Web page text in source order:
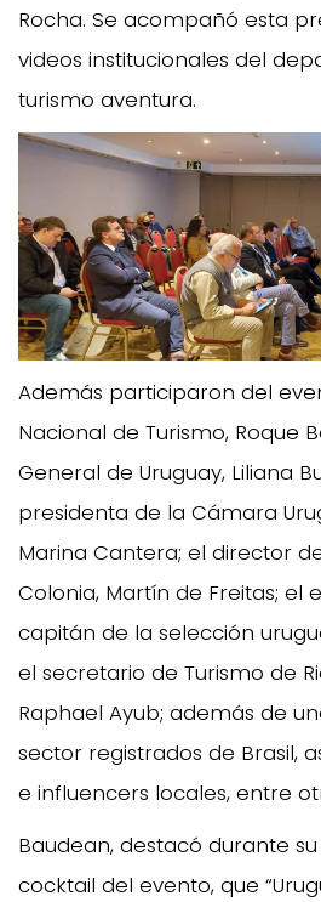
Rocha. Se acompañó esta
videos institucionales del
turismo aventura.
Además participaron del
Nacional de Turismo, Roque
General de Uruguay, Liliana
presidenta de la Cámara
Marina Cantera; el director
Colonia, Martín de Freitas; el
capitán de la selección
el secretario de Turismo de
Raphael Ayub; además de
sector registrados de Brasil,
e influencers locales, entre
Baudean, destacó durante
cocktail del evento, que